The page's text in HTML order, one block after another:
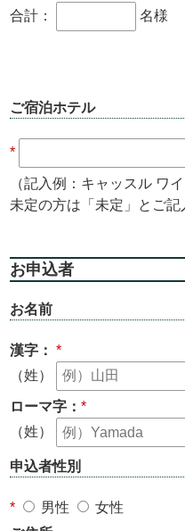
合計： 名様
ご宿泊ホテル
*
（記入例：キャッスル ワ
未定の方は「未定」とご記
お申込者
お名前
漢字： *
（姓）
ローマ字： *
（姓）
申込者性別
* 男性
女性